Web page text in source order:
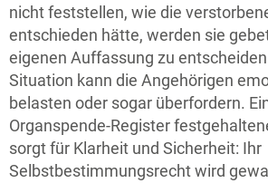
nicht feststellen, wie die
entschieden hätte, werden sie
eigenen Auffassung zu
Situation kann die Angehörigen
belasten oder sogar überfordern.
Organspende-Register
sorgt für Klarheit und Sicherheit: Ihr
Selbstbestimmungsrecht wird